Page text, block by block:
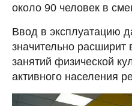
около 90 человек в
Ввод в эксплуатацию
значительно расширит
занятий физической
активного населения